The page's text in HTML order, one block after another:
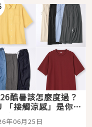
酷暑該怎麼度過？
「接觸涼感」是你的
日救星
年06月25日